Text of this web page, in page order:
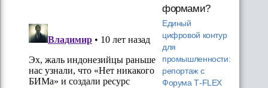
формами?
Единый
цифровой контур
для
промышленности:
репортаж с
Форума T‑FLEX